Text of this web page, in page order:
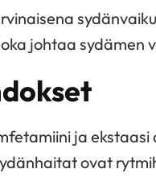
johtaa sydämen
ja
ovat